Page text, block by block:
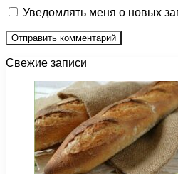
Уведомлять меня о новых
Свежие записи